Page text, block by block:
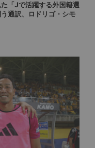
「Jで活躍する外国籍選
通訳、ロドリゴ・シモ